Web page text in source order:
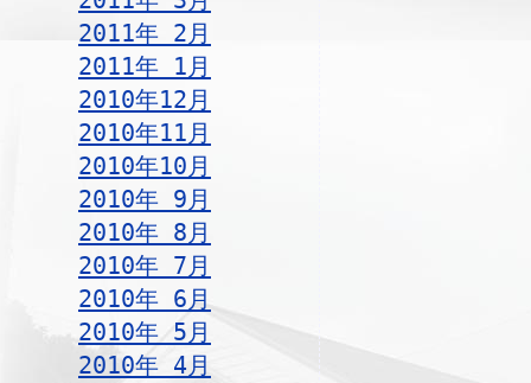
2011年 2月
2011年 1月
2010年12月
2010年11月
2010年10月
2010年 9月
2010年 8月
2010年 7月
2010年 6月
2010年 5月
2010年 4月